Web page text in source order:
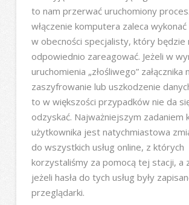
to nam przerwać uruchomiony
włączenie komputera zaleca wykonać
w obecności specjalisty, który będzie
odpowiednio zareagować. Jeżeli w
uruchomienia „złośliwego” załącznika
zaszyfrowanie lub uszkodzenie
to w większości przypadków nie da
odzyskać. Najważniejszym zadaniem
użytkownika jest natychmiastowa
do wszystkich usług online, z których
korzystaliśmy za pomocą tej stacji, a
jeżeli hasła do tych usług były
przeglądarki.